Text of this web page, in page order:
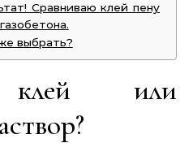
Сравниваю клей пену
выбрать?
клей или